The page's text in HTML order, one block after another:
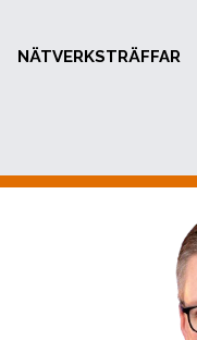
NÄTVERKSTRÄFFAR